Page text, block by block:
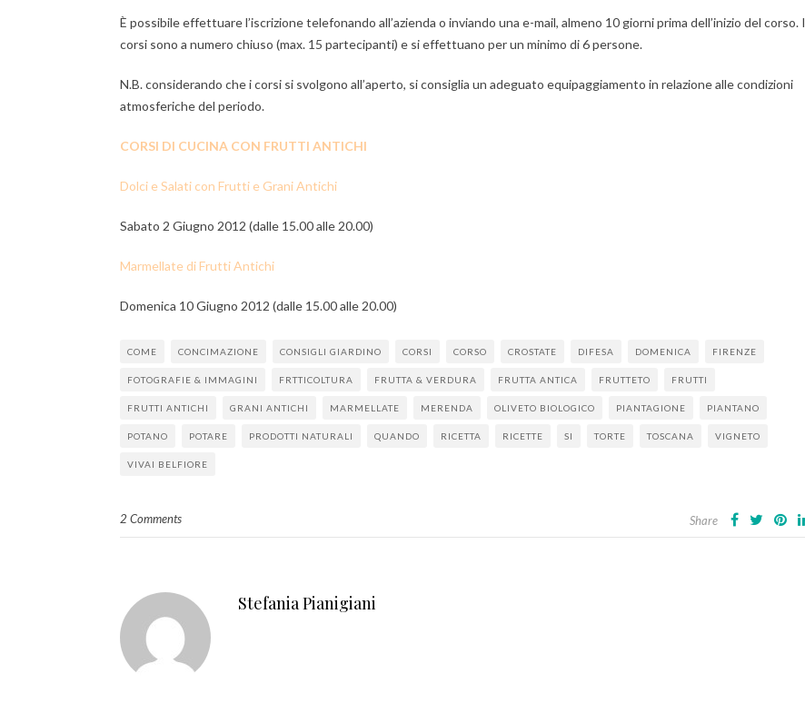
È possibile effettuare l’iscrizione telefonando all’azienda o inviando una e-mail, almeno 10 giorni prima dell’inizio del corso. I
corsi sono a numero chiuso (max. 15 partecipanti) e si effettuano per un minimo di 6 persone.
N.B. considerando che i corsi si svolgono all’aperto, si consiglia un adeguato equipaggiamento in relazione alle condizioni
atmosferiche del periodo.
CORSI DI CUCINA CON FRUTTI ANTICHI
Dolci e Salati con Frutti e Grani Antichi
Sabato 2 Giugno 2012 (dalle 15.00 alle 20.00)
Marmellate di Frutti Antichi
Domenica 10 Giugno 2012 (dalle 15.00 alle 20.00)
COME CONCIMAZIONE CONSIGLI GIARDINO CORSI CORSO CROSTATE DIFESA DOMENICA FIRENZE
FOTOGRAFIE & IMMAGINI FRTTICOLTURA FRUTTA & VERDURA FRUTTA ANTICA FRUTTETO FRUTTI
FRUTTI ANTICHI GRANI ANTICHI MARMELLATE MERENDA OLIVETO BIOLOGICO PIANTAGIONE PIANTANO
POTANO POTARE PRODOTTI NATURALI QUANDO RICETTA RICETTE SI TORTE TOSCANA VIGNETO
VIVAI BELFIORE
2 Comments Share
Stefania Pianigiani